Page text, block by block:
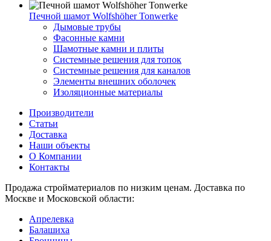
Печной шамот Wolfshöher Tonwerke
Дымовые трубы
Фасонные камни
Шамотные камни и плиты
Системные решения для топок
Системные решения для каналов
Элементы внешних оболочек
Изоляционные материалы
Производители
Статьи
Доставка
Наши объекты
О Компании
Контакты
Продажа стройматериалов по низким ценам. Доставка по
Москве и Московской области:
Апрелевка
Балашиха